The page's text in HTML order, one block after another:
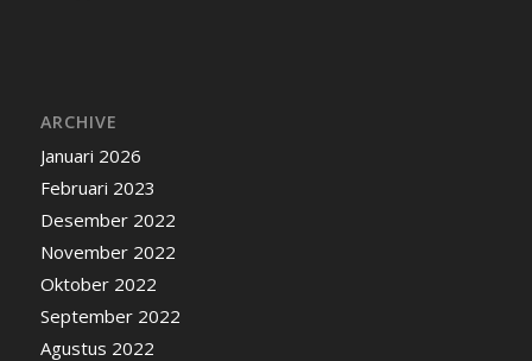
ARCHIVE
Januari 2026
Februari 2023
Desember 2022
November 2022
Oktober 2022
September 2022
Agustus 2022